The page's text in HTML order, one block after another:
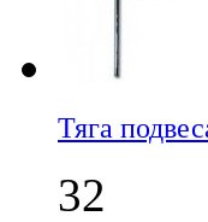
Тяга
32